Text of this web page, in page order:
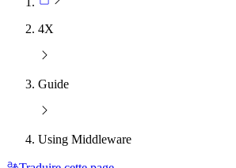
4X
Guide
Using Middleware